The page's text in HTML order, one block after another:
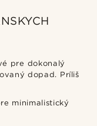
pre dokonalý
dopad. Príliš
minimalistický